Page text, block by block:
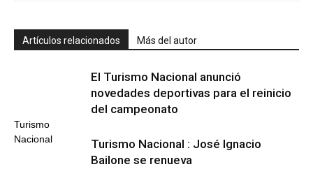
Artículos relacionados Más del autor
Turismo
Nacional
El Turismo Nacional anunció
novedades deportivas para el reinicio
del campeonato
Turismo Nacional : José Ignacio
Bailone se renueva